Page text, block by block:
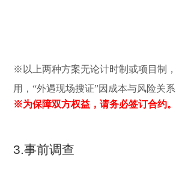
※以上两种方案无论计时制或项目制
用，“外遇现场搜证”因成本与风险关系
※为保障双方权益，请务必签订合约。
3.事前调查